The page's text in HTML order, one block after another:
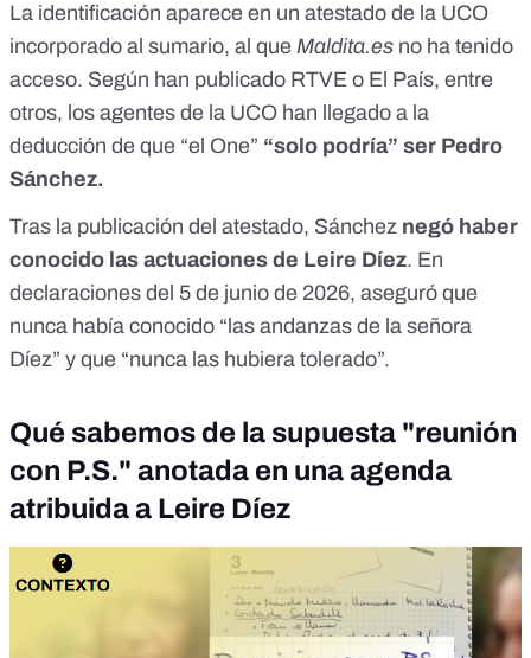
La identificación aparece en un atestado de la UCO
incorporado al sumario, al que Maldita.es no ha tenido
acceso. Según han publicado RTVE o El País, entre
otros, los agentes de la UCO han llegado a la
deducción de que “el One” “solo podría” ser Pedro
Sánchez.
Tras la publicación del atestado, Sánchez negó haber
conocido las actuaciones de Leire Díez. En
declaraciones del 5 de junio de 2026, aseguró que
nunca había conocido “las andanzas de la señora
Díez” y que “nunca las hubiera tolerado”.
Qué sabemos de la supuesta "reunión
con P.S." anotada en una agenda
atribuida a Leire Díez